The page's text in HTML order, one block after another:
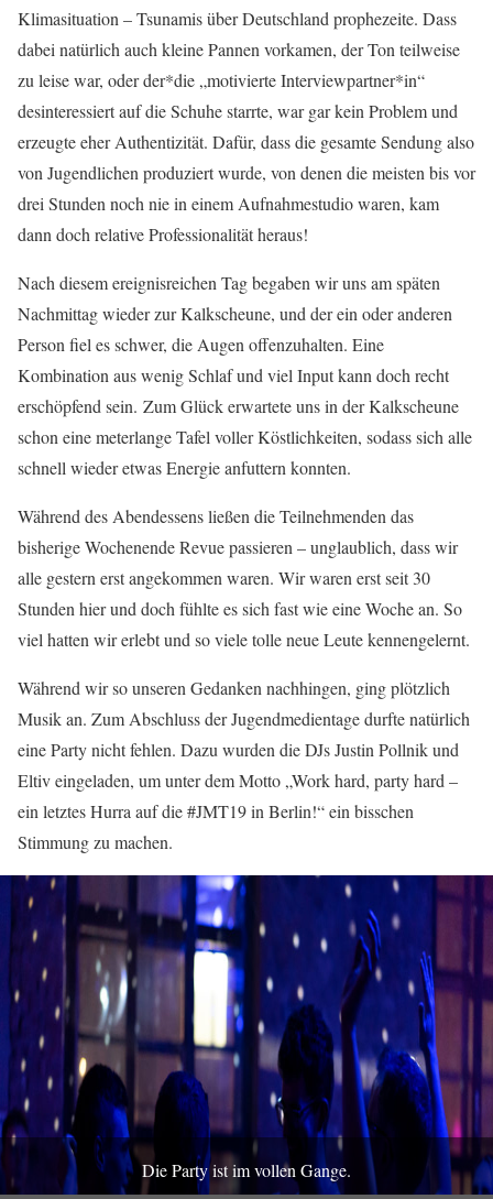
Klimasituation – Tsunamis über Deutschland prophezeite. Dass
dabei natürlich auch kleine Pannen vorkamen, der Ton teilweise
zu leise war, oder der*die „motivierte Interviewpartner*in“
desinteressiert auf die Schuhe starrte, war gar kein Problem und
erzeugte eher Authentizität. Dafür, dass die gesamte Sendung also
von Jugendlichen produziert wurde, von denen die meisten bis vor
drei Stunden noch nie in einem Aufnahmestudio waren, kam
dann doch relative Professionalität heraus!
Nach diesem ereignisreichen Tag begaben wir uns am späten
Nachmittag wieder zur Kalkscheune, und der ein oder anderen
Person fiel es schwer, die Augen offenzuhalten. Eine
Kombination aus wenig Schlaf und viel Input kann doch recht
erschöpfend sein. Zum Glück erwartete uns in der Kalkscheune
schon eine meterlange Tafel voller Köstlichkeiten, sodass sich alle
schnell wieder etwas Energie anfuttern konnten.
Während des Abendessens ließen die Teilnehmenden das
bisherige Wochenende Revue passieren – unglaublich, dass wir
alle gestern erst angekommen waren. Wir waren erst seit 30
Stunden hier und doch fühlte es sich fast wie eine Woche an. So
viel hatten wir erlebt und so viele tolle neue Leute kennengelernt.
Während wir so unseren Gedanken nachhingen, ging plötzlich
Musik an. Zum Abschluss der Jugendmedientage durfte natürlich
eine Party nicht fehlen. Dazu wurden die DJs Justin Pollnik und
Eltiv eingeladen, um unter dem Motto „Work hard, party hard –
ein letztes Hurra auf die #JMT19 in Berlin!“ ein bisschen
Stimmung zu machen.
Die Party ist im vollen Gange.